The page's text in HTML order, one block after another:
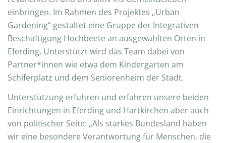
einbringen. Im Rahmen des Projektes „Urban
Gardening“ gestaltet eine Gruppe der Integrativen
Beschäftigung Hochbeete an ausgewählten Orten in
Eferding. Unterstützt wird das Team dabei von
Partner*innen wie etwa dem Kindergarten am
Schiferplatz und dem Seniorenheim der Stadt.
Unterstützung erfuhren und erfahren unsere beiden
Einrichtungen in Eferding und Hartkirchen aber auch
von politischer Seite: „Als starkes Bundesland haben
wir eine besondere Verantwortung für Menschen, die